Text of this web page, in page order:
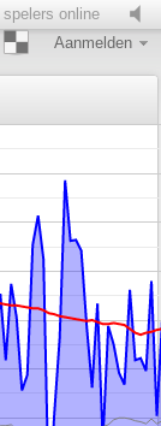
spelers online
Aanmelden